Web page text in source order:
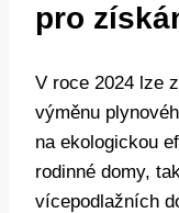
pro
V roce 2024 lze
výměnu
na ekologickou
rodinné domy,
vícepodlažních